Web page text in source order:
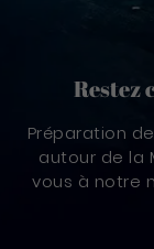
Restez
Préparation
autour de la
vous à notre